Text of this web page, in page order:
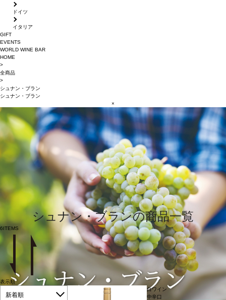
ドイツ
イタリア
GIFT
EVENTS
WORLD WINE BAR
HOME
>
全商品
>
シュナン・ブラン
シュナン・ブラン
×
シュナン・ブランの商品一覧
6ITEMS
表示順
新着順
白ワイン
中辛口